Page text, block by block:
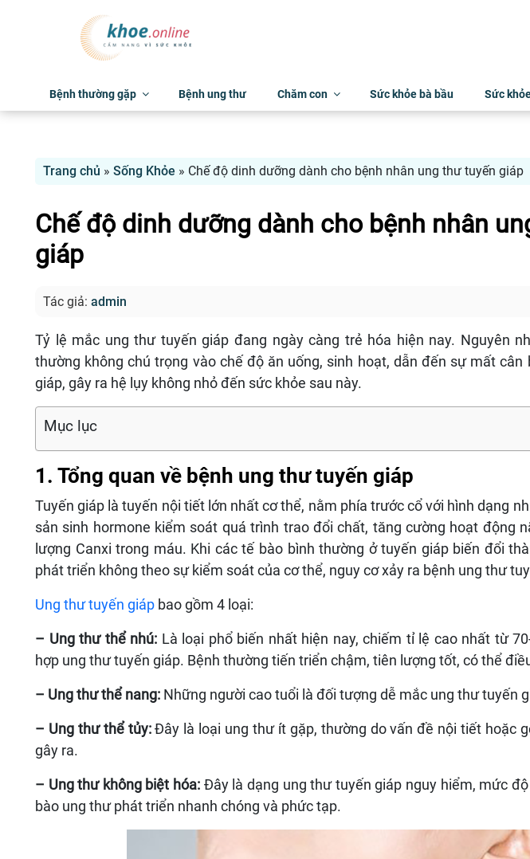
Bệnh thường gặp Bệnh ung thư Chăm con Sức khỏe bà bầu Sức
Trang chủ » Sống Khỏe » Chế độ dinh dưỡng dành cho bệnh nhân ung thư tuyến giáp
Chế độ dinh dưỡng dành cho bệnh nhân
giáp
Tác giả: admin
Tỷ lệ mắc ung thư tuyến giáp đang ngày càng trẻ hóa hiện nay. Nguyên
thường không chú trọng vào chế độ ăn uống, sinh hoạt, dẫn đến sự mất cân
giáp, gây ra hệ lụy không nhỏ đến sức khỏe sau này.
Mục lục
1. Tổng quan về bệnh ung thư tuyến giáp
Tuyến giáp là tuyến nội tiết lớn nhất cơ thể, nằm phía trước cổ với hình dạng
sản sinh hormone kiểm soát quá trình trao đổi chất, tăng cường hoạt động
lượng Canxi trong máu. Khi các tế bào bình thường ở tuyến giáp biến đổi
phát triển không theo sự kiểm soát của cơ thể, nguy cơ xảy ra bệnh ung thư
Ung thư tuyến giáp bao gồm 4 loại:
– Ung thư thể nhú: Là loại phổ biến nhất hiện nay, chiếm tỉ lệ cao nhất từ
hợp ung thư tuyến giáp. Bệnh thường tiến triển chậm, tiên lượng tốt, có thể
– Ung thư thể nang: Những người cao tuổi là đối tượng dễ mắc ung thư tuyến
– Ung thư thể tủy:Đây là loại ung thư ít gặp, thường do vấn đề nội tiết hoặc
gây ra.
– Ung thư không biệt hóa: Đây là dạng ung thư tuyến giáp nguy hiểm, mức
bào ung thư phát triển nhanh chóng và phức tạp.